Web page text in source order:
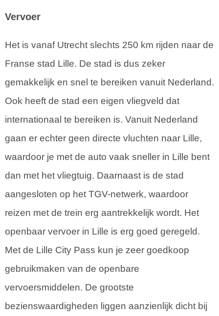
Vervoer
Het is vanaf Utrecht slechts 250 km rijden naar de
Franse stad Lille. De stad is dus zeker
gemakkelijk en snel te bereiken vanuit Nederland.
Ook heeft de stad een eigen vliegveld dat
internationaal te bereiken is. Vanuit Nederland
gaan er echter geen directe vluchten naar Lille,
waardoor je met de auto vaak sneller in Lille bent
dan met het vliegtuig. Daarnaast is de stad
aangesloten op het TGV-netwerk, waardoor
reizen met de trein erg aantrekkelijk wordt. Het
openbaar vervoer in Lille is erg goed geregeld.
Met de Lille City Pass kun je zeer goedkoop
gebruikmaken van de openbare
vervoersmiddelen. De grootste
bezienswaardigheden liggen aanzienlijk dicht bij